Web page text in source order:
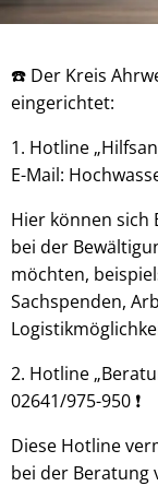
☎️ Der Kreis
eingerichtet:
1. Hotline
E-Mail:
Hier können sich
bei der
möchten,
Sachspenden,
2. Hotline
02641/975-950 ❗
Diese Hotline
bei der Beratung